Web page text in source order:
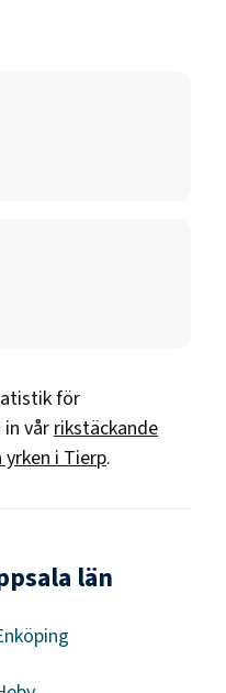
för
in vår rikstäckande
yrken i Tierp.
län